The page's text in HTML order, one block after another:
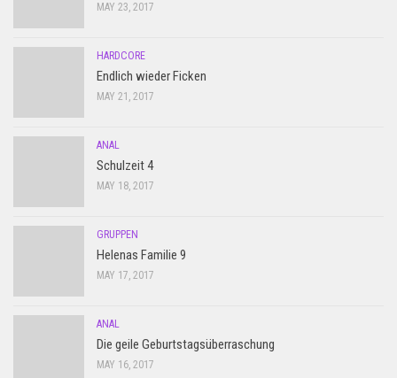
MAY 23, 2017
HARDCORE
Endlich wieder Ficken
MAY 21, 2017
ANAL
Schulzeit 4
MAY 18, 2017
GRUPPEN
Helenas Familie 9
MAY 17, 2017
ANAL
Die geile Geburtstagsüberraschung
MAY 16, 2017